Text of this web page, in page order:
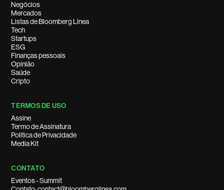
Negócios
Mercados
Listas de Bloomberg Línea
Tech
Startups
ESG
Finanças pessoais
Opinião
Saúde
Cripto
TERMOS DE USO
Assine
Termo de Assinatura
Política de Privacidade
Media Kit
CONTATO
Eventos - Summit